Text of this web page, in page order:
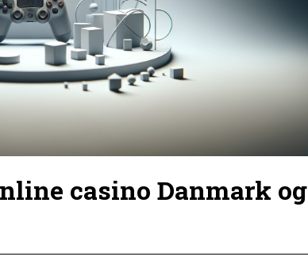
casino Danmark og